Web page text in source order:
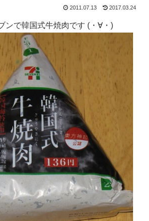
2011.07.13 2017.03.24
ンで韓国式牛焼肉です (・∀・)